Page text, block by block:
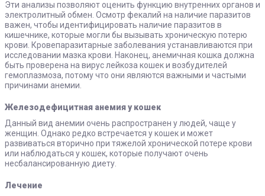
Эти анализы позволяют оценить функцию внутренних органов и
электролитный обмен. Осмотр фекалий на наличие паразитов
важен, чтобы идентифицировать наличие паразитов в
кишечнике, которые могли бы вызывать хроническую потерю
крови. Кровепаразитарные заболевания устанавливаются при
исследовании мазка крови. Наконец, анемичная кошка должна
быть проверена на вирус лейкоза кошек и возбудителей
гемоплазмоза, потому что они являются важными и частыми
причинами анемии.
Железодефицитная анемия у кошек
Данный вид анемии очень распространен у людей, чаще у
женщин. Однако редко встречается у кошек и может
развиваться вторично при тяжелой хронической потере крови
или наблюдаться у кошек, которые получают очень
несбалансированную диету.
Лечение